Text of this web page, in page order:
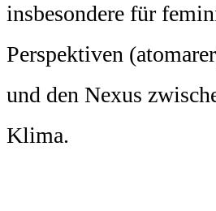
insbesondere für
Perspektiven
und den Nexus
Klima.